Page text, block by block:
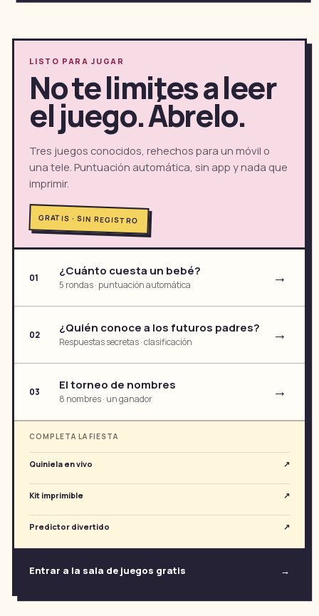
LISTO PARA JUGAR
No te limites a leer
el juego. Ábrelo.
Tres juegos conocidos, rehechos para un móvil o
una tele. Puntuación automática, sin app y nada que
imprimir.
GRATIS · SIN REGISTRO
01 ¿Cuánto cuesta un bebé?
5 rondas · puntuación automática →
02 ¿Quién conoce a los futuros padres?
Respuestas secretas · clasificación →
03 El torneo de nombres
8 nombres · un ganador →
COMPLETA LA FIESTA
Quiniela en vivo ↗
Kit imprimible ↗
Predictor divertido ↗
Entrar a la sala de juegos gratis →